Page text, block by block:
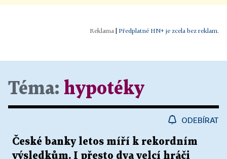
Předplatné HN+ je zcela bez reklam.
Téma: hypotéky
ODEBÍRAT
České banky letos míří k rekordním
výsledkům. I přesto dva velcí hráči